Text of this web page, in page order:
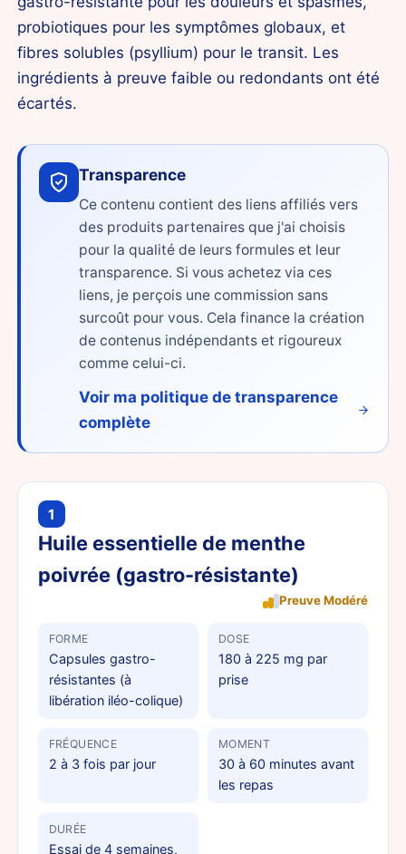
probiotiques pour les symptômes globaux, et
fibres solubles (psyllium) pour le transit. Les
ingrédients à preuve faible ou redondants ont été
écartés.
Transparence
Ce contenu contient des liens affiliés vers
des produits partenaires que j'ai choisis
pour la qualité de leurs formules et leur
transparence. Si vous achetez via ces
liens, je perçois une commission sans
surcoût pour vous. Cela finance la création
de contenus indépendants et rigoureux
comme celui-ci.
Voir ma politique de transparence
complète
1
Huile essentielle de menthe
poivrée (gastro-résistante)
Preuve Modéré
FORME
Capsules gastro-
résistantes (à
libération iléo-colique)
DOSE
180 à 225 mg par
prise
FRÉQUENCE
2 à 3 fois par jour
MOMENT
30 à 60 minutes avant
les repas
DURÉE
Essai de 4 semaines,